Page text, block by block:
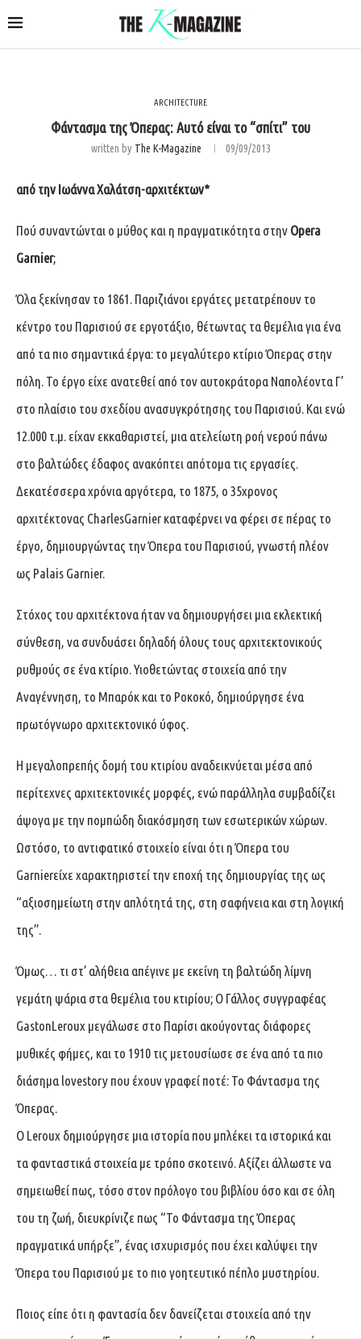
ARCHITECTURE
Φάντασμα της Όπερας: Αυτό είναι το “σπίτι” του
written by The K-Magazine 09/09/2013
από τηνΙωάννα Χαλάτση-αρχιτέκτων*
Πού συναντώνται ο μύθος και η πραγματικότητα στην Opera
Garnier;
Όλα ξεκίνησαν το 1861. Παριζιάνοι εργάτες μετατρέπουν το
κέντρο του Παρισιού σε εργοτάξιο, θέτωντας τα θεμέλια για ένα
από τα πιο σημαντικά έργα: το μεγαλύτερο κτίριο Όπερας στην
πόλη. Το έργο είχε ανατεθεί από τον αυτοκράτορα Ναπολέοντα Γ’
στο πλαίσιο του σχεδίου ανασυγκρότησης του Παρισιού. Και ενώ
12.000 τ.μ. είχαν εκκαθαριστεί, μια ατελείωτη ροή νερού πάνω
στο βαλτώδες έδαφος ανακόπτει απότομα τις εργασίες.
Δεκατέσσερα χρόνια αργότερα, το 1875, ο 35χρονος
αρχιτέκτονας CharlesGarnier καταφέρνει να φέρει σε πέρας το
έργο, δημιουργώντας την Όπερα του Παρισιού, γνωστή πλέον
ως Palais Garnier.
Στόχος του αρχιτέκτονα ήταν να δημιουργήσει μια εκλεκτική
σύνθεση, να συνδυάσει δηλαδή όλους τους αρχιτεκτονικούς
ρυθμούς σε ένα κτίριο. Υιοθετώντας στοιχεία από την
Αναγέννηση, το Μπαρόκ και το Ροκοκό, δημιούργησε ένα
πρωτόγνωρο αρχιτεκτονικό ύφος.
Η μεγαλοπρεπής δομή του κτιρίου αναδεικνύεται μέσα από
περίτεχνες αρχιτεκτονικές μορφές, ενώ παράλληλα συμβαδίζει
άψογα με την πομπώδη διακόσμηση των εσωτερικών χώρων.
Ωστόσο, το αντιφατικό στοιχείο είναι ότι η Όπερα του
Garnierείχε χαρακτηριστεί την εποχή της δημιουργίας της ως
“αξιοσημείωτη στην απλότητά της, στη σαφήνεια και στη λογική
της”.
Όμως… τι στ’ αλήθεια απέγινε με εκείνη τη βαλτώδη λίμνη
γεμάτη ψάρια στα θεμέλια του κτιρίου; Ο Γάλλος συγγραφέας
GastonLeroux μεγάλωσε στο Παρίσι ακούγοντας διάφορες
μυθικές φήμες, και το 1910 τις μετουσίωσε σε ένα από τα πιο
διάσημα lovestory που έχουν γραφεί ποτέ: Το Φάντασμα της
Όπερας.
Ο Leroux δημιούργησε μια ιστορία που μπλέκει τα ιστορικά και
τα φανταστικά στοιχεία με τρόπο σκοτεινό. Αξίζει άλλωστε να
σημειωθεί πως, τόσο στον πρόλογο του βιβλίου όσο και σε όλη
του τη ζωή, διευκρίνιζε πως “Το Φάντασμα της Όπερας
πραγματικά υπήρξε”, ένας ισχυρισμός που έχει καλύψει την
Όπερα του Παρισιού με το πιο γοητευτικό πέπλο μυστηρίου.
Ποιος είπε ότι η φαντασία δεν δανείζεται στοιχεία από την